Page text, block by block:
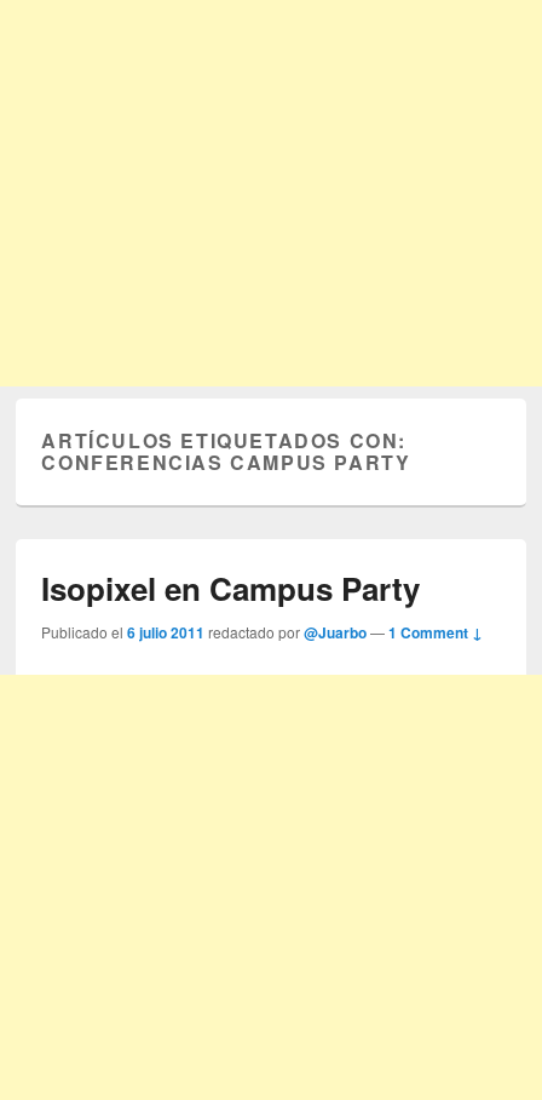
ARTÍCULOS ETIQUETADOS CON:
CONFERENCIAS CAMPUS PARTY
Isopixel en Campus Party
Publicado el6 julio 2011 redactado por@Juarbo —1 Comment ↓